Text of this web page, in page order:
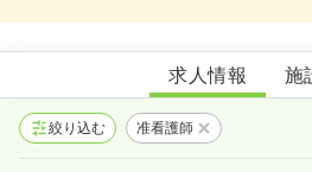
北樹会病院
求人情報 施
絞り込む 准看護師